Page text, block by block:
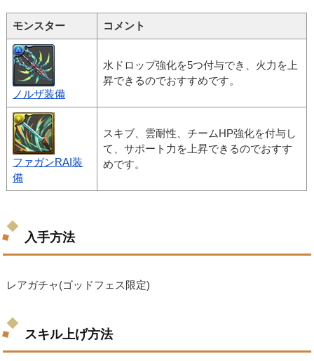
モンスター コメント
ノルザ装備
水ドロップ強化を5つ付与でき、火力を上
昇できるのでおすすめです。
ファガンRAI装
備
スキブ、雲耐性、チームHP強化を付与し
て、サポート力を上昇できるのでおすす
めです。
入手方法
レアガチャ(ゴッドフェス限定)
スキル上げ方法